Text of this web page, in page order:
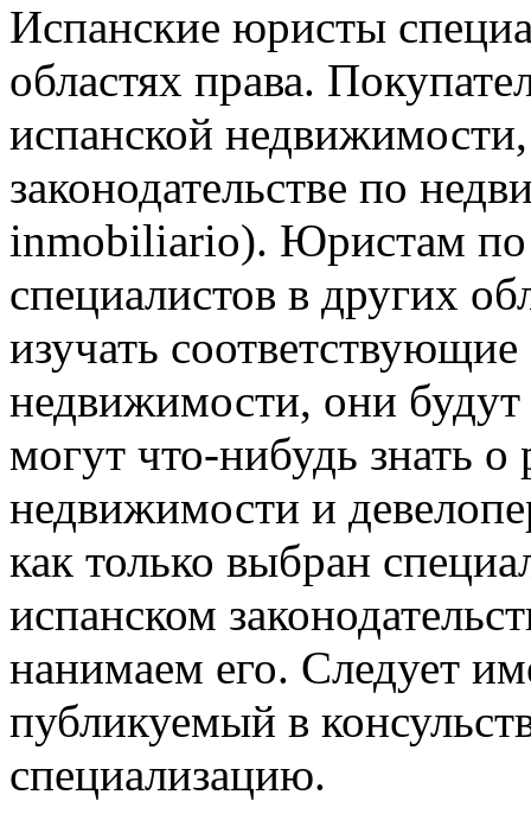
Испанские юристы
областях права.
испанской
законодательстве по
inmobiliario). Юристам по
специалистов в других
изучать
недвижимости, они будут
могут что-нибудь знать о
недвижимости и
как только выбран
испанском
нанимаем его. Следует
публикуемый в
специализацию.